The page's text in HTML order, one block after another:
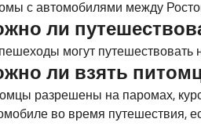
с автомобилями между
ли
могут путешествовать
ли взять
разрешены на паромах,
во время путешествия,